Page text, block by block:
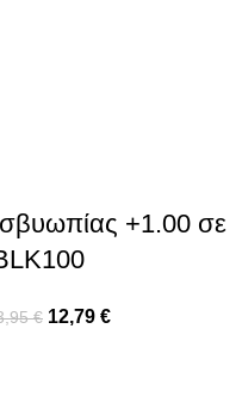
+1.00 σε
€ 12,79 €